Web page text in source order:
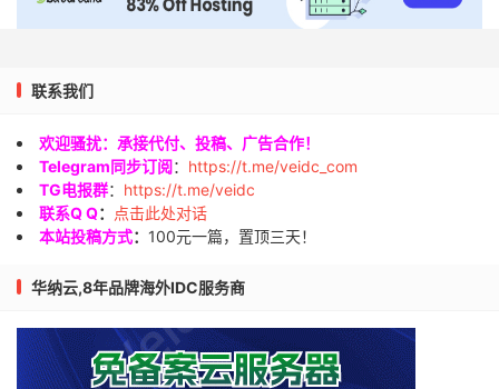
联系我们
欢迎骚扰：承接代付、投稿、广告合作！
Telegram同步订阅： https://t.me/veidc_com
TG电报群： https://t.me/veidc
联系Q Q：
点击此处对话
本站投稿方式： 100元一篇，置顶三天！
华纳云,8年品牌海外IDC服务商